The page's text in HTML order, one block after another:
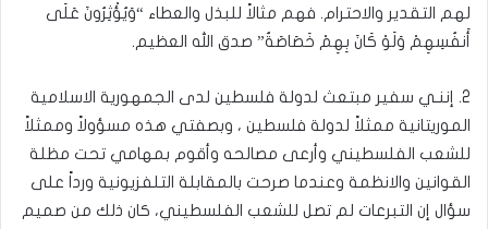
لهم التقدير والاحترام. فهم مثالاً للبذل والعطاء “وَيُؤْثِرُونَ عَلَى
أَنفُسِهِمْ وَلَوْ كَانَ بِهِمْ خَصَاصَةٌ” صدق الله العظيم.
2. إننـي سفير مبتعث لدولة فلسطين لدى الجمهورية الاسلامية
الموريتانية ممثلاً لدولة فلسطين ، وبصفتي هذه مسؤولاً وممثلاً
للشعب الفلسطيني وأرعى مصالحه وأقوم بمهامي تحت مظلة
القوانين والانظمة وعندما صرحت بالمقابلة التلفزيونية ورداً على
سؤال إن التبرعات لم تصل للشعب الفلسطيني، كان ذلك من صميم